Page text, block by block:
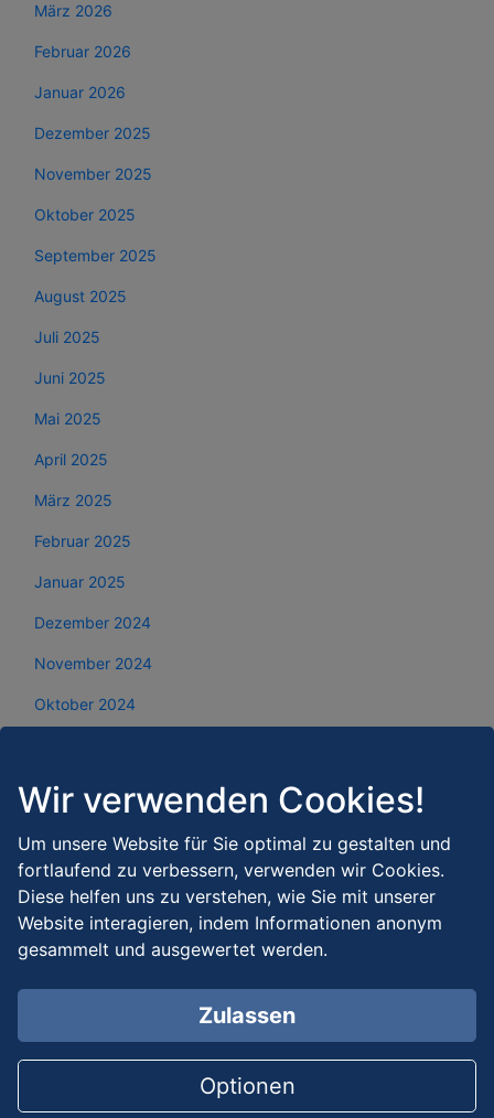
März 2026
Februar 2026
Januar 2026
Dezember 2025
November 2025
Oktober 2025
September 2025
August 2025
Juli 2025
Juni 2025
Mai 2025
April 2025
März 2025
Februar 2025
Januar 2025
Dezember 2024
November 2024
Oktober 2024
August 2024
Juni 2024
Mai 2024
April 2024
März 2024
Dezember 2023
Wir verwenden Cookies!
Um unsere Website für Sie optimal zu gestalten und
fortlaufend zu verbessern, verwenden wir Cookies.
Diese helfen uns zu verstehen, wie Sie mit unserer
Website interagieren, indem Informationen anonym
gesammelt und ausgewertet werden.
Zulassen
Optionen